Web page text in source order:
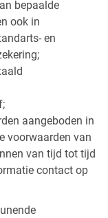
bepaalde
ook in
en
aangeboden in
voorwaarden van
van tijd tot tijd
contact op